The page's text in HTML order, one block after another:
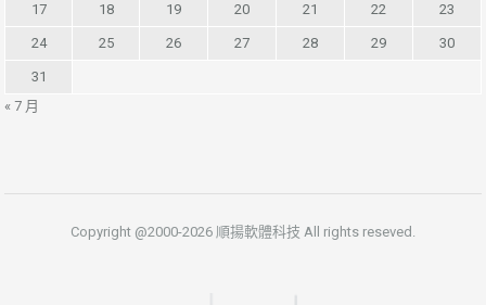
17 18 19 20 21 22 23
24 25 26 27 28 29 30
31
« 7 月
Copyright @2000-2026 順揚軟體科技 All rights reseved.